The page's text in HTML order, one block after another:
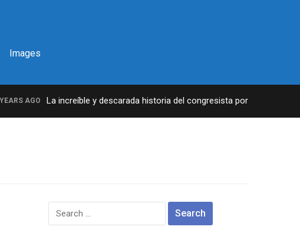
Images
AGO La increíble y descarada historia del congresista por NY George
Search
for: